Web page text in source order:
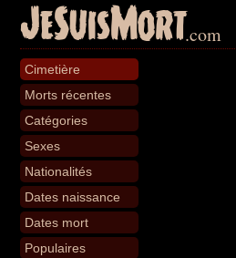
JeSuisMort.com
Cimetière
Morts récentes
Catégories
Sexes
Nationalités
Dates naissance
Dates mort
Populaires